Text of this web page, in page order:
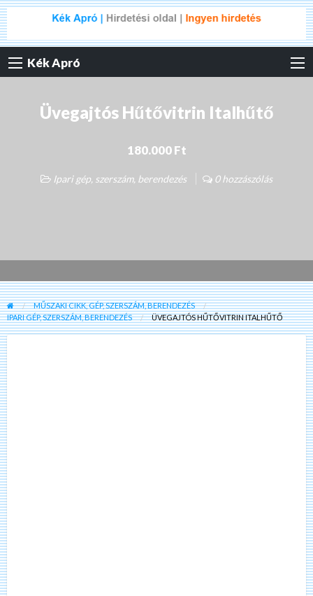
Kék Apró
Üvegajtós Hűtővitrin Italhűtő
180.000 Ft
Ipari gép, szerszám, berendezés 0 hozzászólás
MŰSZAKI CIKK, GÉP, SZERSZÁM, BERENDEZÉS
IPARI GÉP, SZERSZÁM, BERENDEZÉS
ÜVEGAJTÓS HŰTŐVITRIN ITALHŰTŐ